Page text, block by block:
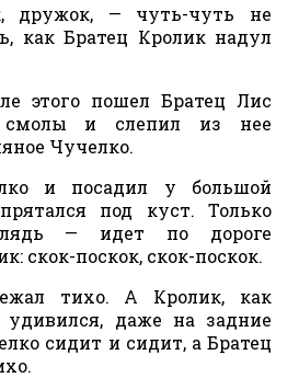
— чуть-чуть не
как Братец Кролик надул
этого пошел Братец Лис
смолы и слепил из нее
Чучелко.
и посадил у большой
под куст. Только
— идет по дороге
скок-поскок, скок-поскок.
тихо. А Кролик, как
удивился, даже на задние
сидит и сидит, а Братец